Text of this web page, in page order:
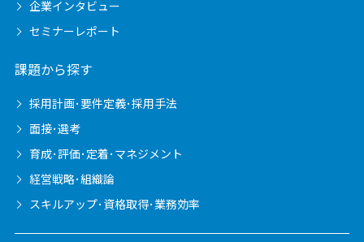
企業インタビュー
セミナーレポート
課題から探す
採用計画･要件定義･採用手法
面接･選考
育成･評価･定着･マネジメント
経営戦略･組織論
スキルアップ･資格取得･業務効率